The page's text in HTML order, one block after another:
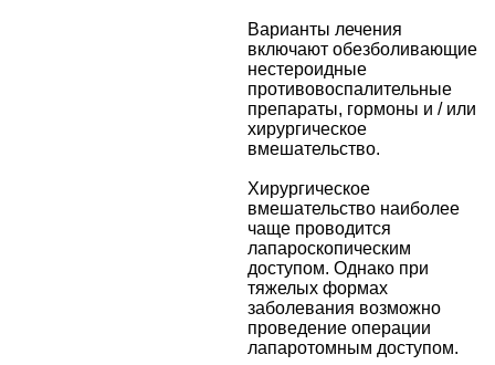
Варианты лечения
включают обезболивающие
нестероидные
противовоспалительные
препараты, гормоны и / или
хирургическое
вмешательство.
Хирургическое
вмешательство наиболее
чаще проводится
лапароскопическим
доступом. Однако при
тяжелых формах
заболевания возможно
проведение операции
лапаротомным доступом.